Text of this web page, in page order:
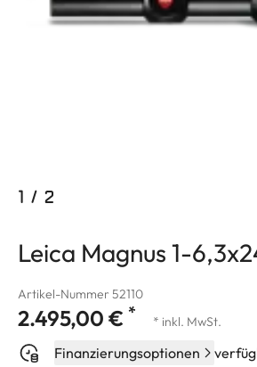
1 / 2
Leica Magnus 1-
Artikel-Nummer 52110
2.495,00 € * * inkl. MwSt.
Finanzierungsoptionen